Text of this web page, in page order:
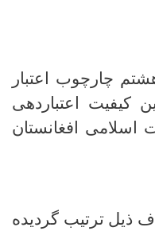
چارچوب اعتبار
کیفیت اعتباردهی
اسلامی افغانستان
ذیل ترتیب گردیده